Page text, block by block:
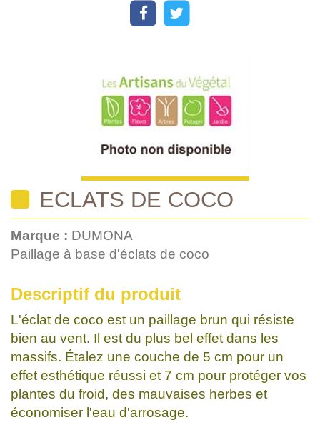
ECLATS DE COCO
Marque : DUMONA
Paillage à base d'éclats de coco
Descriptif du produit
L'éclat de coco est un paillage brun qui résiste
bien au vent. Il est du plus bel effet dans les
massifs. Étalez une couche de 5 cm pour un
effet esthétique réussi et 7 cm pour protéger vos
plantes du froid, des mauvaises herbes et
économiser l'eau d'arrosage.